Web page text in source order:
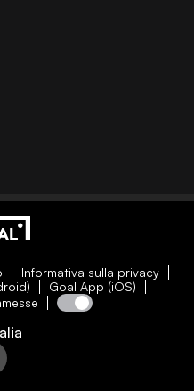
Informativa sulla privacy
Goal App (iOS)